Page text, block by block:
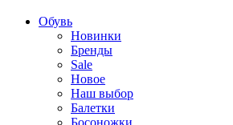
Обувь
Новинки
Бренды
Sale
Новое
Наш выбор
Балетки
Босоножки